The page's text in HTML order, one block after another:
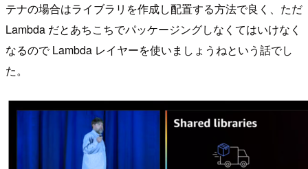
テナの場合はライブラリを作成し配置する方法で良く、ただ
Lambda だとあちこちでパッケージングしなくてはいけなく
なるので Lambda レイヤーを使いましょうねという話でし
た。